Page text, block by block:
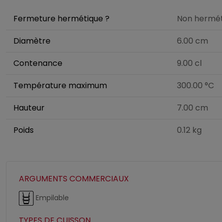
Fermeture hermétique ?
Non
Diamètre
6.00 cm
Contenance
9.00 cl
Température maximum
300.00 °C
Hauteur
7.00 cm
Poids
0.12 kg
ARGUMENTS COMMERCIAUX
Empilable